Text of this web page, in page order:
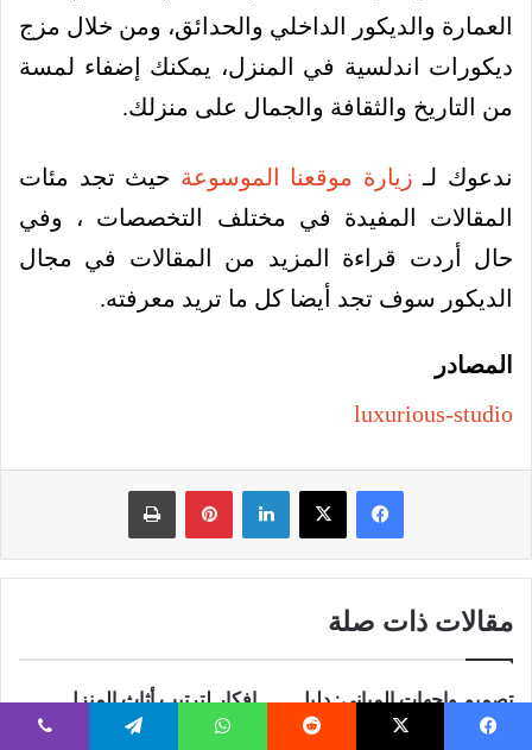
العمارة والديكور الداخلي والحدائق، ومن خلال مزج
ديكورات اندلسية في المنزل، يمكنك إضفاء لمسة
من التاريخ والثقافة والجمال على منزلك.
ندعوك لـ زيارة موقعنا الموسوعة حيث تجد مئات
المقالات المفيدة في مختلف التخصصات ، وفي
حال أردت قراءة المزيد من المقالات في مجال
الديكور سوف تجد أيضا كل ما تريد معرفته.
المصادر
luxurious-studio
فيسبوك لينكدإن بينتيريست
مقالات ذات صلة
تصميم واجهات المباني: دليل
شامل ومفصل
افكار لترتيب أثاث المنزل